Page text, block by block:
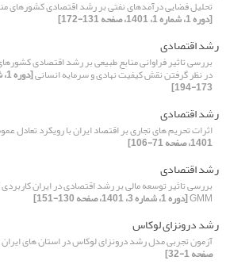
تحلیل فضایی درآمدهای نفتی بر رشد اقتصادی کشورهای
[دوره 1، شماره 1، 1401، صفحه 131-172]
رشد اقتصادی
بررسی تاثیر فراوانی منابع طبیعی بر رشد اقتصادی
در نظر گرفتن نقش کیفیت نهادی و سرمایه انسانی
173-194]
رشد اقتصادی
اثرات تحریم های تجاری بر اقتصاد ایران با رویکرد تعادل
1401، صفحه 71-106]
رشد اقتصادی
بررسی تاثیر توسعه مالی بر رشد اقتصادی در ایران
GMM[دوره 1، شماره 3، 1401، صفحه 130-151]
رشد درونزای لوکاس
آزمون تجربی مدل رشد درونزای لوکاس در استان های ایران
صفحه 1-32]